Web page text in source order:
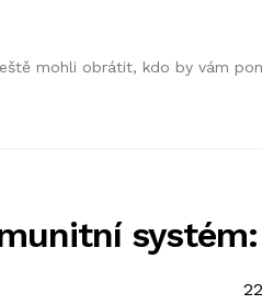
mohli obrátit, kdo by vám